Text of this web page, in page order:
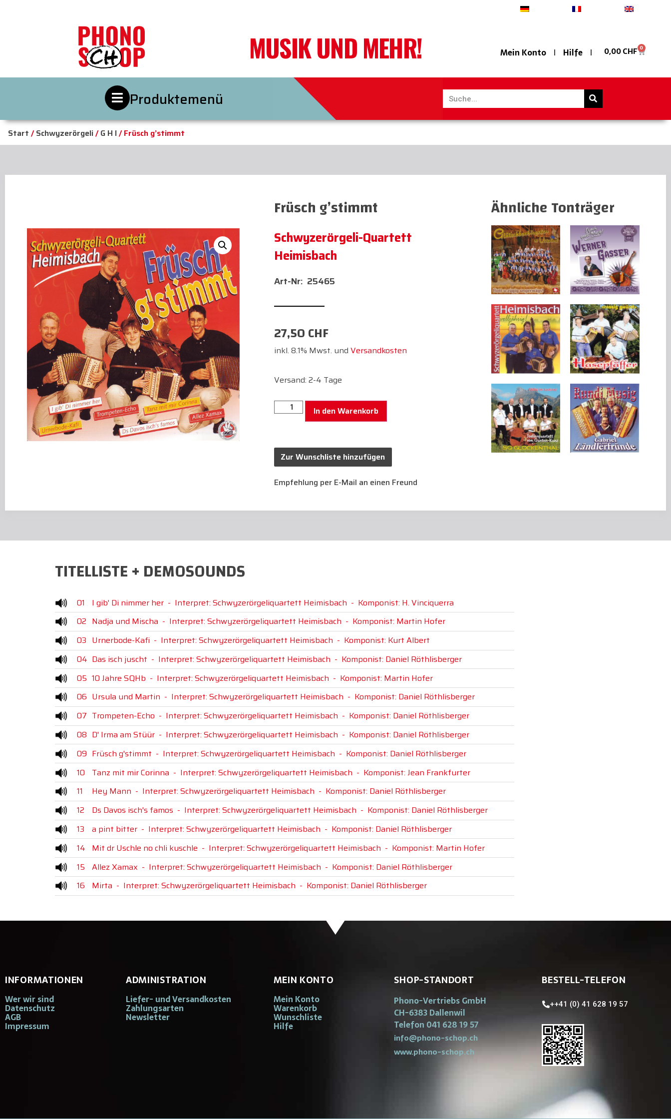
MUSIK UND MEHR! Mein Konto Hilfe 0,00CHF 0
Produktemenü
Start /Schwyzerörgeli/G H I/ Früsch g’stimmt
Früsch g’stimmt
Schwyzerörgeli-Quartett
Heimisbach
25465
27,50CHF
inkl. 8.1% Mwst. und Versandkosten
Versand: 2-4 Tage
In den Warenkorb
Zur Wunschliste hinzufügen
Empfehlung per E-Mail an einen Freund
Ähnliche Tonträger
TITELLISTE + DEMOSOUNDS
01 I gib' Di nimmer her- Interpret: Schwyzerörgeliquartett Heimisbach - Komponist: H. Vinciquerra
02 Nadja und Mischa - Interpret: Schwyzerörgeliquartett Heimisbach - Komponist: Martin Hofer
03 Urnerbode-Kafi - Interpret: Schwyzerörgeliquartett Heimisbach - Komponist: Kurt Albert
04 Das isch juscht - Interpret: Schwyzerörgeliquartett Heimisbach - Komponist: Daniel Röthlisberger
05 10 Jahre SQHb - Interpret: Schwyzerörgeliquartett Heimisbach - Komponist: Martin Hofer
06 Ursula und Martin - Interpret: Schwyzerörgeliquartett Heimisbach - Komponist: Daniel Röthlisberger
07 Trompeten-Echo - Interpret: Schwyzerörgeliquartett Heimisbach - Komponist: Daniel Röthlisberger
08 D' Irma am Stüür- Interpret: Schwyzerörgeliquartett Heimisbach - Komponist: Daniel Röthlisberger
09 Früsch g'stimmt - Interpret: Schwyzerörgeliquartett Heimisbach - Komponist: Daniel Röthlisberger
10
Tanz mit mir Corinna - Interpret: Schwyzerörgeliquartett Heimisbach - Komponist: Jean Frankfurter
11
Hey Mann - Interpret: Schwyzerörgeliquartett Heimisbach - Komponist: Daniel Röthlisberger
12
Ds Davos isch's famos - Interpret: Schwyzerörgeliquartett Heimisbach - Komponist: Daniel Röthlisberger
13
a pint bitter- Interpret: Schwyzerörgeliquartett Heimisbach - Komponist: Daniel Röthlisberger
14 Mit dr Uschle no chli kuschle - Interpret: Schwyzerörgeliquartett Heimisbach - Komponist: Martin Hofer
15 Allez Xamax - Interpret: Schwyzerörgeliquartett Heimisbach - Komponist: Daniel Röthlisberger
16
Mirta - Interpret: Schwyzerörgeliquartett Heimisbach - Komponist: Daniel Röthlisberger
INFORMATIONEN
Wer wir sind
Datenschutz
AGB
Impressum
ADMINISTRATION
Liefer- und Versandkosten
Zahlungsarten
Newsletter
MEIN KONTO
Mein Konto
Warenkorb
Wunschliste
Hilfe
SHOP-STANDORT
Phono-Vertriebs GmbH
CH-6383 Dallenwil
Telefon 041 628 19 57
info@phono-schop.ch
www.phono-schop.ch
BESTELL-TELEFON
++41 (0) 41 628 19 57